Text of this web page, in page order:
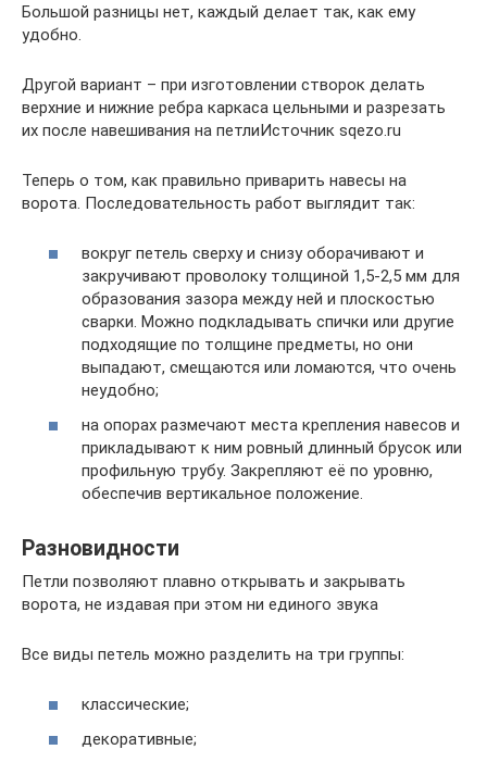
Большой разницы нет, каждый делает так, как ему
удобно.
Другой вариант – при изготовлении створок делать
верхние и нижние ребра каркаса цельными и разрезать
их после навешивания на петлиИсточник sqezo.ru
Теперь о том, как правильно приварить навесы на
ворота. Последовательность работ выглядит так:
вокруг петель сверху и снизу оборачивают и
закручивают проволоку толщиной 1,5-2,5 мм для
образования зазора между ней и плоскостью
сварки. Можно подкладывать спички или другие
подходящие по толщине предметы, но они
выпадают, смещаются или ломаются, что очень
неудобно;
на опорах размечают места крепления навесов и
прикладывают к ним ровный длинный брусок или
профильную трубу. Закрепляют её по уровню,
обеспечив вертикальное положение.
Разновидности
Петли позволяют плавно открывать и закрывать
ворота, не издавая при этом ни единого звука
Все виды петель можно разделить на три группы:
классические;
декоративные;